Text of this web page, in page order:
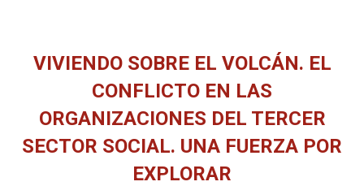
VIVIENDO SOBRE EL VOLCÁN. EL
CONFLICTO EN LAS
ORGANIZACIONES DEL TERCER
SECTOR SOCIAL. UNA FUERZA POR
EXPLORAR